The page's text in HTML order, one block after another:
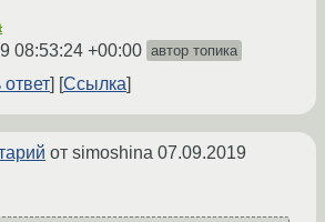
08:53:24 +00:00 автор топика
ответ Ссылка
от simoshina 07.09.2019